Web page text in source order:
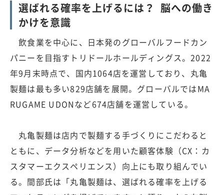
選ばれる確率を上げるには？ 脳への働き
かけを意識
飲食業を中心に、日本発のグローバルフードカン
パニーを目指すトリドールホールディングス。2022
年9月末時点で、国内1064店を運営しており、丸亀
製麺は最も多い829店舗を展開。グローバルではMA
RUGAME UDONなど674店舗を運営している。
丸亀製麺は店内で製麺する手づくりにこだわると
ともに、データ分析などを用いた顧客体験（CX：カ
スタマーエクスペリエンス）向上にも取り組んでい
る。間部氏は「丸亀製麺は、選ばれる確率を上げる